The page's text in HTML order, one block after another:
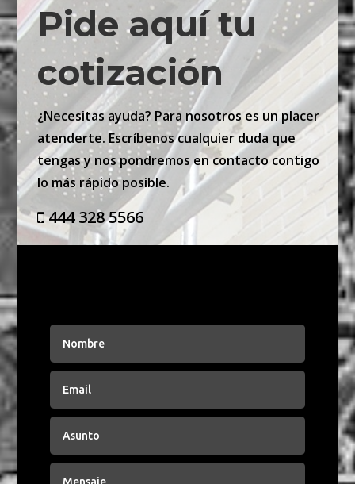
Pide aquí tu
cotización
¿Necesitas ayuda? Para nosotros es un placer
atenderte. Escríbenos cualquier duda que
tengas y nos pondremos en contacto contigo
lo más rápido posible.
444 328 5566